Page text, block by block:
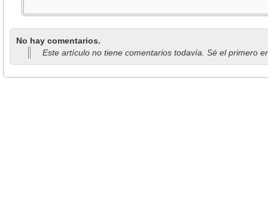
No hay comentarios.
Este artículo no tiene comentarios todavía. Sé el primero